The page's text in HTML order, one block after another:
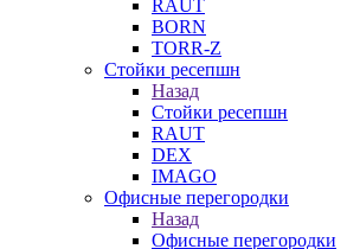
RAUT
BORN
TORR-Z
Стойки ресепшн
Назад
Стойки ресепшн
RAUT
DEX
IMAGO
Офисные перегородки
Назад
Офисные перегородки